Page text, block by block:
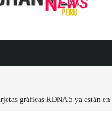
5 ya están en fase avanzada de